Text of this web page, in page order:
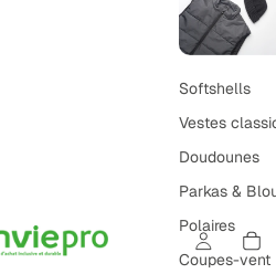
Softshells
Vestes
Doudounes
Parkas &
Polaires
Coupes-vent